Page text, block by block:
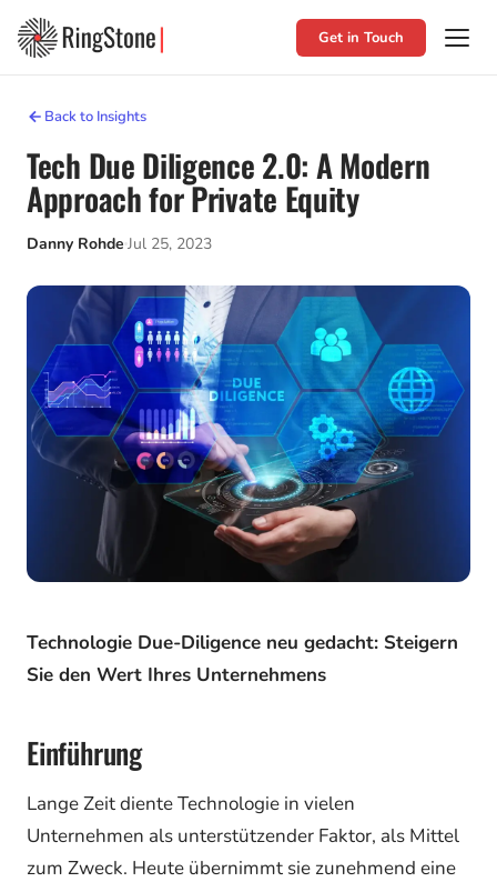
Get in Touch
Back to Insights
Tech Due Diligence 2.0: A Modern
Approach for Private Equity
Danny Rohde Jul 25, 2023
Technologie Due-Diligence neu gedacht: Steigern
Sie den Wert Ihres Unternehmens
Einführung
Lange Zeit diente Technologie in vielen
Unternehmen als unterstützender Faktor, als Mittel
zum Zweck. Heute übernimmt sie zunehmend eine